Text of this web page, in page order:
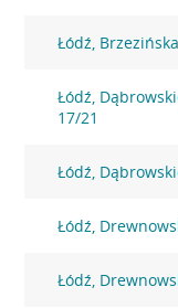
Łódź,
Łódź,
17/21
Łódź,
Łódź,
Łódź,